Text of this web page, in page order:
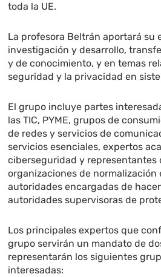
toda la UE.
La profesora Beltrán aportará su
investigación y desarrollo,
y de conocimiento, y en temas
seguridad y la privacidad en
El grupo incluye partes
las TIC, PYME, grupos de
de redes y servicios de
servicios esenciales, expertos
ciberseguridad y representantes
organizaciones de normalización
autoridades encargadas de
autoridades supervisoras de
Los principales expertos que
grupo servirán un mandato de
representarán los siguientes
interesadas: